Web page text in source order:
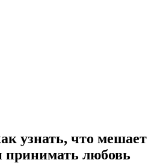
узнать, что мешает
принимать любовь